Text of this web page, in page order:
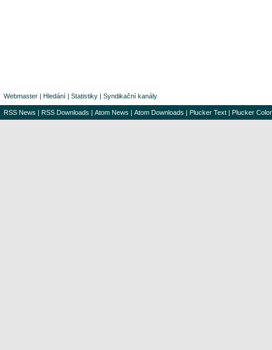
Webmaster | Hledání | Statistiky | Syndikační kanály
RSS News | RSS Downloads | Atom News | Atom Downloads | Plucker Text | Plucker Color